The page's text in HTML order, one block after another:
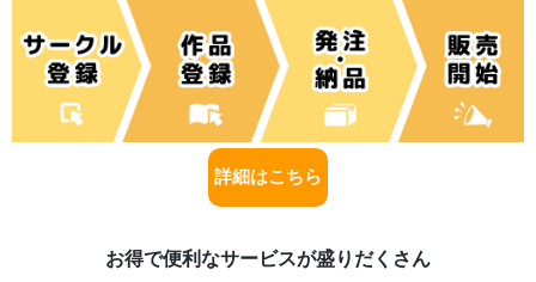
詳細はこちら
お得で便利なサービスが盛りだくさん